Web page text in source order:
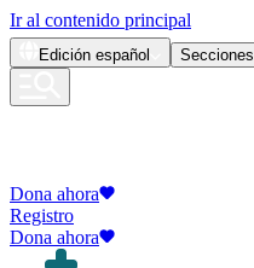
Ir al contenido principal
Edición español Secciones
Dona ahora
Registro
Dona ahora